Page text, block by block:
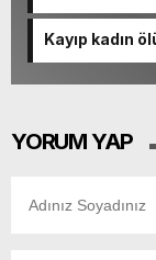
Kayıp kadın
YORUM YAP